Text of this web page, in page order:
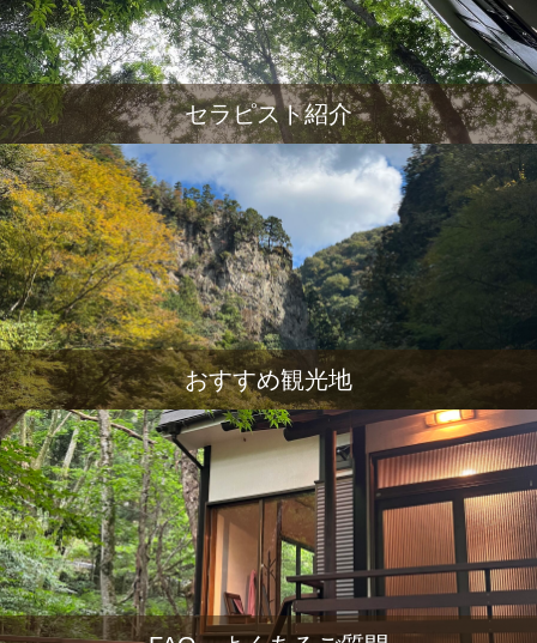
セラピスト紹介
おすすめ観光地